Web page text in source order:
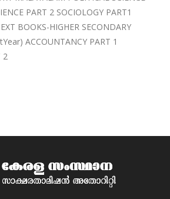
PART 2 SOCIOLOGY PART1
BOOKS-HIGHER SECONDARY
ACCOUNTANCY PART 1
2